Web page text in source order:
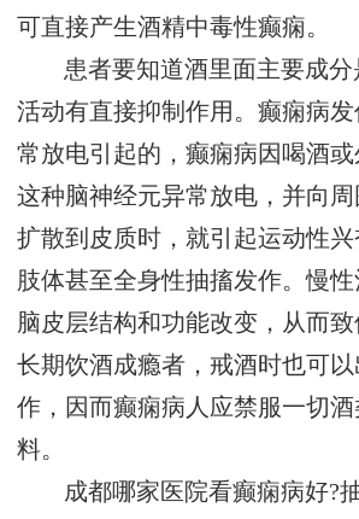
可直接产生酒精中毒性癫痫。
患者要知道酒里面主要成
活动有直接抑制作用。癫痫病
常放电引起的，癫痫病因喝酒或
这种脑神经元异常放电，并向
扩散到皮质时，就引起运动性
肢体甚至全身性抽搐发作。慢
脑皮层结构和功能改变，从而致
长期饮酒成瘾者，戒酒时也可
作，因而癫痫病人应禁服一切
料。
成都哪家医院看癫痫病好?